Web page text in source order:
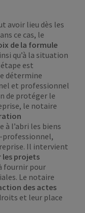
avoir lieu dès les
ce cas, le
de la formule
qu’à la situation
est
détermine
et professionnel
de protéger le
le notaire
l’abri les biens
professionnel,
Il intervient
les projets
fournir pour
Le notaire
des actes
et leur place